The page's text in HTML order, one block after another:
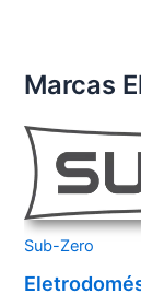
Marcas
Sub-Zero